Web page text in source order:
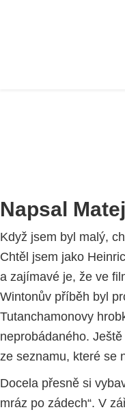
Napsal
Když jsem byl malý,
Chtěl jsem jako
a zajímavé je, že ve
Wintonův příběh byl
Tutanchamonovy
neprobádaného.
ze seznamu, které se
Docela přesně si
mráz po zádech“. V